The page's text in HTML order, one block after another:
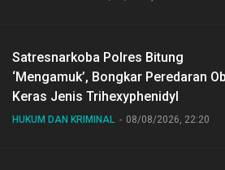
Satresnarkoba Polres Bitung
‘Mengamuk’, Bongkar Peredaran
Keras Jenis Trihexyphenidyl
HUKUM DAN KRIMINAL 08/08/2026, 22:20